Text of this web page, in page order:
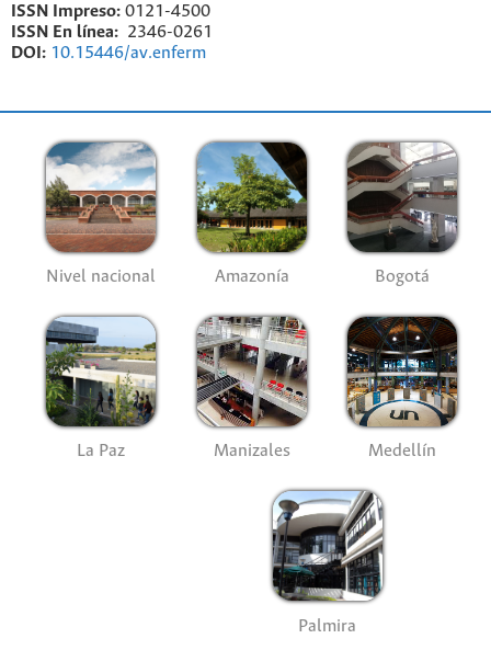
ISSN Impreso: 0121-4500
ISSN En línea: 2346-0261
DOI: 10.15446/av.enferm
Nivel nacional Amazonía Bogotá
La Paz Manizales Medellín
Palmira